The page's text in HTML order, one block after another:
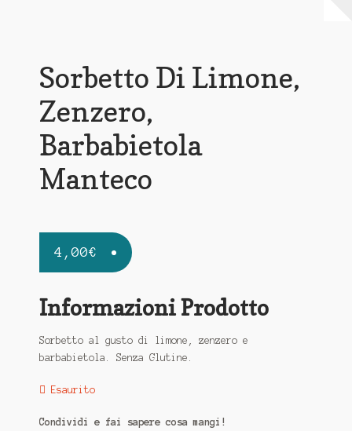
Sorbetto Di Limone,
Zenzero,
Barbabietola
Manteco
4,00€
Informazioni Prodotto
Sorbetto al gusto di limone, zenzero e
barbabietola. Senza Glutine.
Esaurito
Condividi e fai sapere cosa mangi!